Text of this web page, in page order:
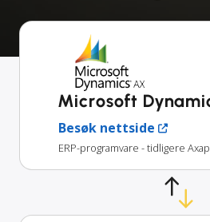
Microsoft
Besøk nettside
ERP-programvare - tidligere